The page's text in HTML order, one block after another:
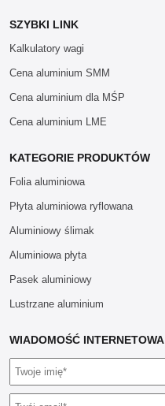
SZYBKI LINK
Kalkulatory wagi
Cena aluminium SMM
Cena aluminium dla MŚP
Cena aluminium LME
KATEGORIE PRODUKTÓW
Folia aluminiowa
Płyta aluminiowa ryflowana
Aluminiowy ślimak
Aluminiowa płyta
Pasek aluminiowy
Lustrzane aluminium
WIADOMOŚĆ INTERNETOWA